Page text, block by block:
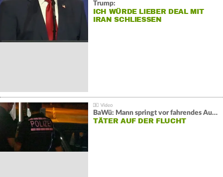
Trump:
ICH WÜRDE LIEBER DEAL MIT
IRAN SCHLIESSEN
BaWü: Mann springt vor fahrendes Auto und schießt
TÄTER AUF DER FLUCHT